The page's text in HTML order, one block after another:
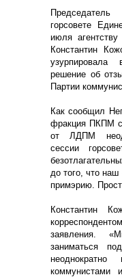
горсовете
июля
Константин
решение об
Партии
Как сообщил
фракция ПКПМ
от ЛДПМ
сессии
до того, что наш
примэрию.
Константин
заявления.
заниматься
неоднократно
коммунистами